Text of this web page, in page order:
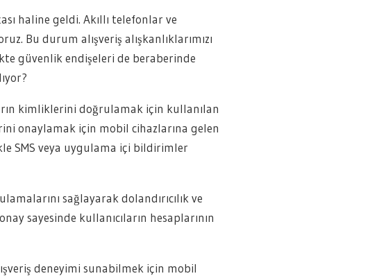
haline geldi. Akıllı telefonlar ve
Bu durum alışveriş alışkanlıklarımızı
güvenlik endişeleri de beraberinde
kimliklerini doğrulamak için kullanılan
onaylamak için mobil cihazlarına gelen
SMS veya uygulama içi bildirimler
sağlayarak dolandırıcılık ve
sayesinde kullanıcıların hesaplarının
deneyimi sunabilmek için mobil